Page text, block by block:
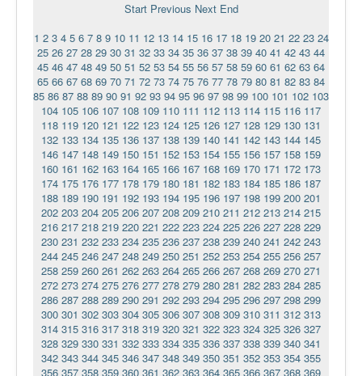
Start Previous Next End
1 2 3 4 5 6 7 8 9 10 11 12 13 14 15 16 17 18 19 20 21 22 23 24
25 26 27 28 29 30 31 32 33 34 35 36 37 38 39 40 41 42 43 44
45 46 47 48 49 50 51 52 53 54 55 56 57 58 59 60 61 62 63 64
65 66 67 68 69 70 71 72 73 74 75 76 77 78 79 80 81 82 83 84
85 86 87 88 89 90 91 92 93 94 95 96 97 98 99 100 101 102 103
104 105 106 107 108 109 110 111 112 113 114 115 116 117
118 119 120 121 122 123 124 125 126 127 128 129 130 131
132 133 134 135 136 137 138 139 140 141 142 143 144 145
146 147 148 149 150 151 152 153 154 155 156 157 158 159
160 161 162 163 164 165 166 167 168 169 170 171 172 173
174 175 176 177 178 179 180 181 182 183 184 185 186 187
188 189 190 191 192 193 194 195 196 197 198 199 200 201
202 203 204 205 206 207 208 209 210 211 212 213 214 215
216 217 218 219 220 221 222 223 224 225 226 227 228 229
230 231 232 233 234 235 236 237 238 239 240 241 242 243
244 245 246 247 248 249 250 251 252 253 254 255 256 257
258 259 260 261 262 263 264 265 266 267 268 269 270 271
272 273 274 275 276 277 278 279 280 281 282 283 284 285
286 287 288 289 290 291 292 293 294 295 296 297 298 299
300 301 302 303 304 305 306 307 308 309 310 311 312 313
314 315 316 317 318 319 320 321 322 323 324 325 326 327
328 329 330 331 332 333 334 335 336 337 338 339 340 341
342 343 344 345 346 347 348 349 350 351 352 353 354 355
356 357 358 359 360 361 362 363 364 365 366 367 368 369